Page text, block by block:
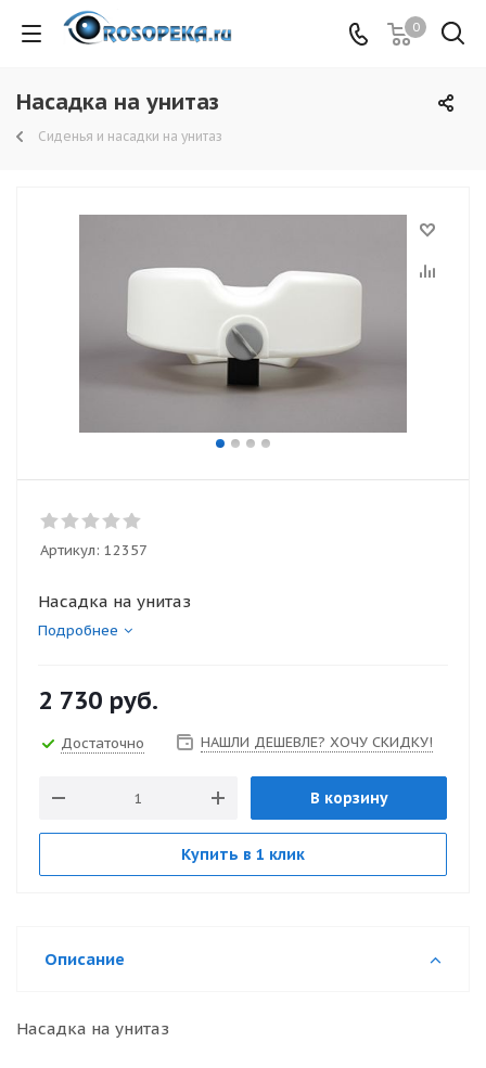
0
Насадка на унитаз
Сиденья и насадки на унитаз
Артикул: 12357
Насадка на унитаз
Подробнее
2 730 руб.
Достаточно НАШЛИ ДЕШЕВЛЕ? ХОЧУ СКИДКУ!
В корзину
Купить в 1 клик
Описание
Насадка на унитаз